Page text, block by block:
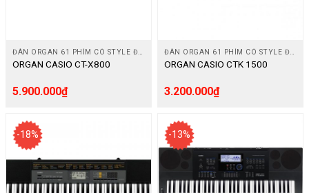
ORGAN CASIO CT-X800
5.900.000₫
ORGAN CASIO CTK 1500
3.200.000₫
-18% -13%